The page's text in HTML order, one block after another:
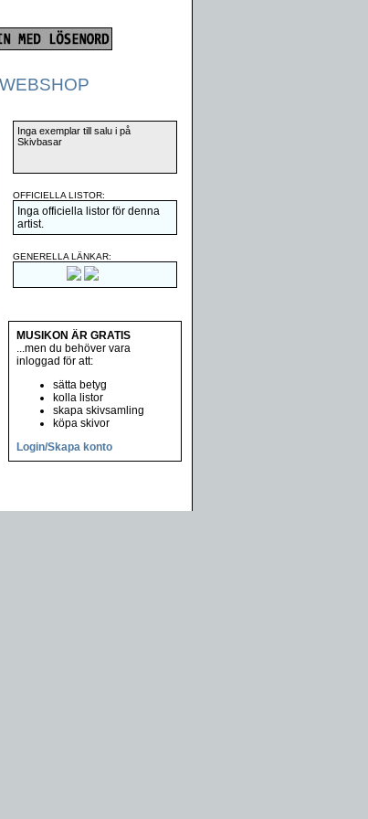
WEBSHOP
Inga exemplar till salu i på
Skivbasar
OFFICIELLA LISTOR:
Inga officiella listor för denna
artist.
GENERELLA LÄNKAR:
MUSIKON ÄR GRATIS
...men du behöver vara
inloggad för att:
sätta betyg
kolla listor
skapa skivsamling
köpa skivor
Login/Skapa konto